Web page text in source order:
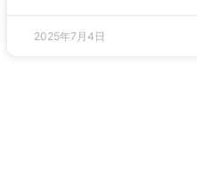
2025年7月4日